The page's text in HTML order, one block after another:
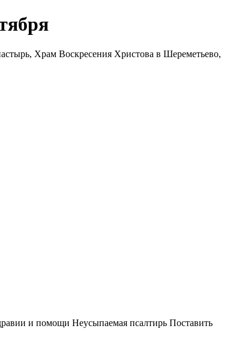
Храм Воскресения Христова в Шереметьево,
и помощи Неусыпаемая псалтирь Поставить